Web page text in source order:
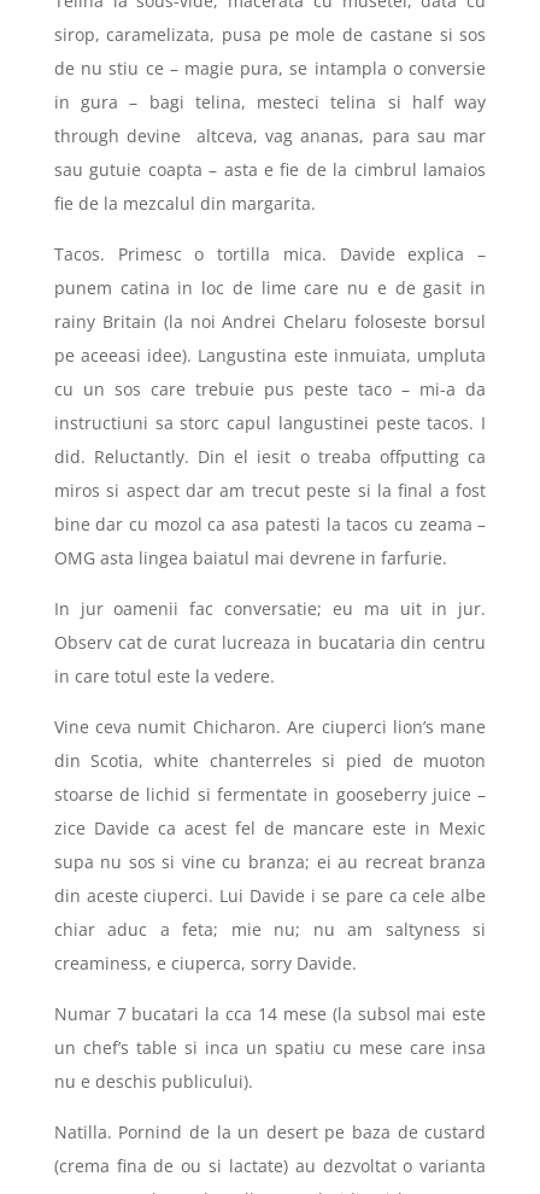
sirop, caramelizata, pusa pe mole de castane si sos
de nu stiu ce – magie pura, se intampla o conversie
in gura – bagi telina, mesteci telina si half way
through devine altceva, vag ananas, para sau mar
sau gutuie coapta – asta e fie de la cimbrul lamaios
fie de la mezcalul din margarita.
Tacos. Primesc o tortilla mica. Davide explica –
punem catina in loc de lime care nu e de gasit in
rainy Britain (la noi Andrei Chelaru foloseste borsul
pe aceeasi idee). Langustina este inmuiata, umpluta
cu un sos care trebuie pus peste taco – mi-a da
instructiuni sa storc capul langustinei peste tacos. I
did. Reluctantly. Din el iesit o treaba offputting ca
miros si aspect dar am trecut peste si la final a fost
bine dar cu mozol ca asa patesti la tacos cu zeama –
OMG asta lingea baiatul mai devrene in farfurie.
In jur oamenii fac conversatie; eu ma uit in jur.
Observ cat de curat lucreaza in bucataria din centru
in care totul este la vedere.
Vine ceva numit Chicharon. Are ciuperci lion’s mane
din Scotia, white chanterreles si pied de muoton
stoarse de lichid si fermentate in gooseberry juice –
zice Davide ca acest fel de mancare este in Mexic
supa nu sos si vine cu branza; ei au recreat branza
din aceste ciuperci. Lui Davide i se pare ca cele albe
chiar aduc a feta; mie nu; nu am saltyness si
creaminess, e ciuperca, sorry Davide.
Numar 7 bucatari la cca 14 mese (la subsol mai este
un chef’s table si inca un spatiu cu mese care insa
nu e deschis publicului).
Natilla. Pornind de la un desert pe baza de custard
(crema fina de ou si lactate) au dezvoltat o varianta